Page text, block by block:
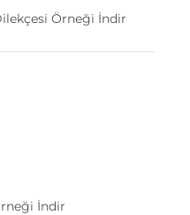
Örneği İndir
İndir